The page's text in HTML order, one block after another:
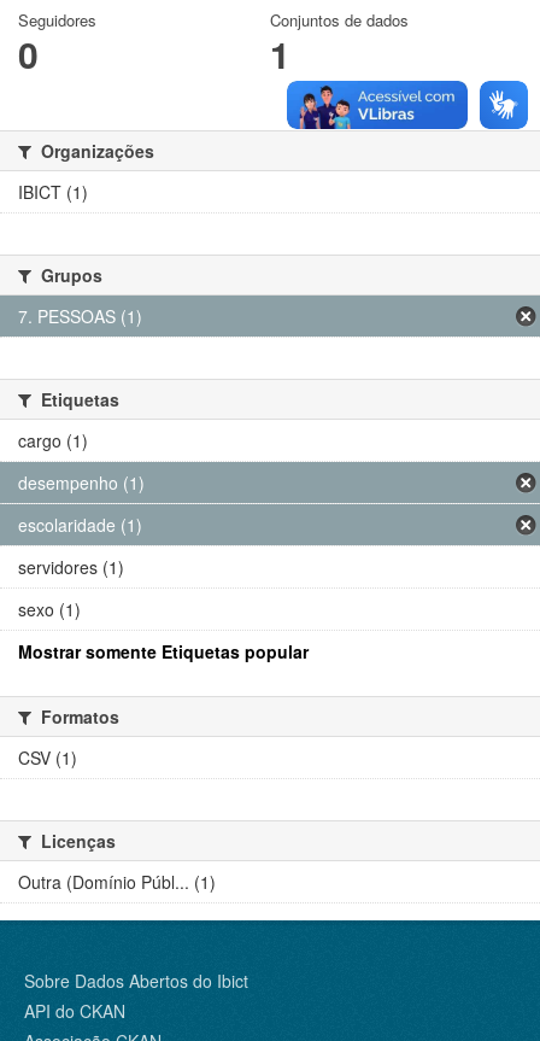
Seguidores
0
Conjuntos de dados
1
Organizações
IBICT (1)
Grupos
7. PESSOAS (1)
Etiquetas
cargo (1)
desempenho (1)
escolaridade (1)
servidores (1)
sexo (1)
Mostrar somente Etiquetas popular
Formatos
CSV (1)
Licenças
Outra (Domínio Públ... (1)
Sobre Dados Abertos do Ibict
API do CKAN